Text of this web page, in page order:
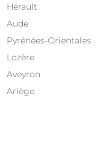
Hérault
Aude
Pyrénées-Orientales
Lozère
Aveyron
Ariège